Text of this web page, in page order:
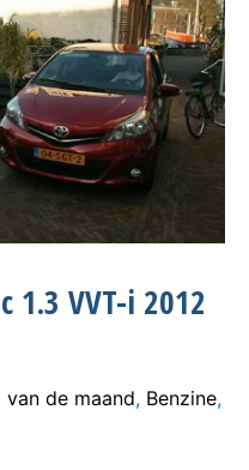
1.3 VVT-i 2012
van de maand, Benzine,